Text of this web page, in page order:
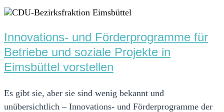
Innovations- und Förderprogramme für
Betriebe und soziale Projekte in
Eimsbüttel vorstellen
Es gibt sie, aber sie sind wenig bekannt und
unübersichtlich – Innovations- und Förderprogramme der